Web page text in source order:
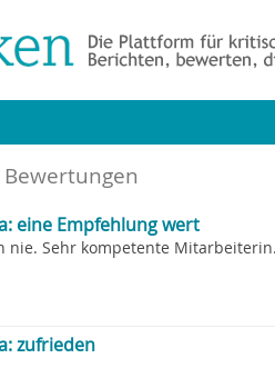
Bewertungen
eine Empfehlung wert
nie. Sehr kompetente
zufrieden